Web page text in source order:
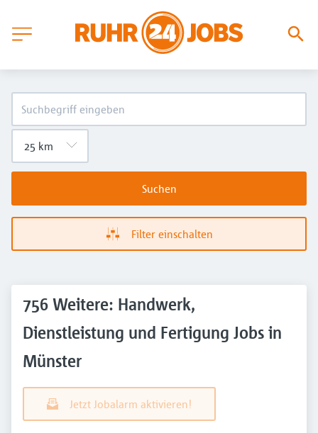
Suchen
Filter einschalten
756 Weitere: Handwerk,
Dienstleistung und Fertigung Jobs in
Münster
Jetzt Jobalarm aktivieren!